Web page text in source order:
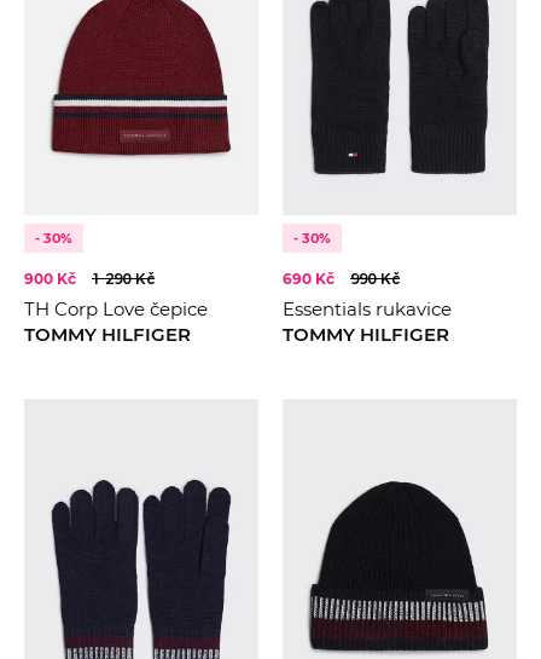
- 30%
900 Kč 1 290 Kč
TH Corp Love čepice
TOMMY HILFIGER
- 30%
690 Kč 990 Kč
Essentials rukavice
TOMMY HILFIGER